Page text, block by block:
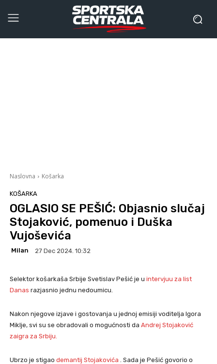
Naslovna Košarka
KOŠARKA
OGLASIO SE PEŠIĆ: Objasnio slučaj
Stojaković, pomenuo i Duška
Vujoševića
Milan 27 Dec 2024. 10:32
Selektor košarkaša Srbije Svetislav Pešić je u intervjuu za list
Danas razjasnio jednu nedoumicu.
Nakon njegove izjave i gostovanja u jednoj emisiji voditelja Igora
Miklje, svi su se obradovali o mogućnosti da Andrej Stojaković
zaigra za Srbiju.
Ubrzo je stigao demantij Stojakovića
. Sada je Pešić govorio o